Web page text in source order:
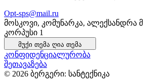
Opt-sps@mail.ru
მოსკოვი, კომუნარკა, ალექსანდრა
კორპუსი 1
მუქი თემა ღია თემა
კონფიდენციალურობა
შეთავაზება
© 2026 ბერგერი: სანტექნიკა